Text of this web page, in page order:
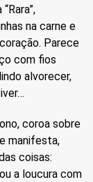
na carne e
Parece
com fios
alvorecer,
coroa sobre
manifesta,
coisas:
a loucura com